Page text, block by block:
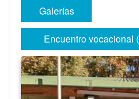
Galerías
Encuentro vocacional
al 12 de